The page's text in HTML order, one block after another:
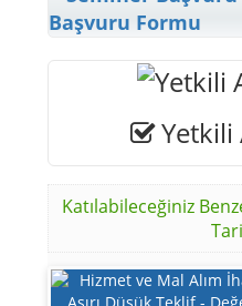
Başvuru Formu
Yetkili
Katılabileceğiniz